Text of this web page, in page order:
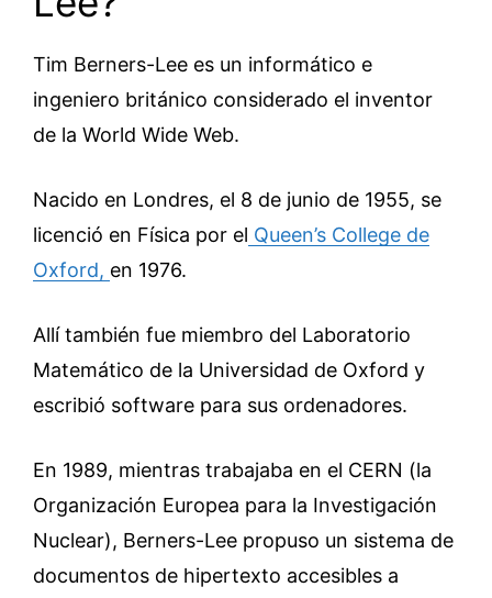
Tim Berners-Lee es un informático e
ingeniero británico considerado el inventor
de la World Wide Web.
Nacido en Londres, el 8 de junio de 1955, se
licenció en Física por el Queen’s College de
Oxford, en 1976.
Allí también fue miembro del Laboratorio
Matemático de la Universidad de Oxford y
escribió software para sus ordenadores.
En 1989, mientras trabajaba en el CERN (la
Organización Europea para la Investigación
Nuclear), Berners-Lee propuso un sistema de
documentos de hipertexto accesibles a